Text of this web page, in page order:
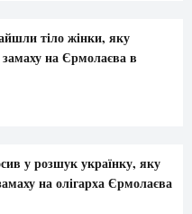
тіло жінки, яку
на Єрмолаєва в
у розшук українку, яку
на олігарха Єрмолаєва